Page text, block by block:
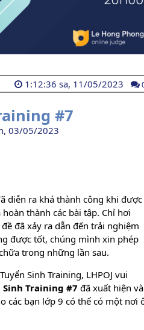
1:12:36 sa, 11/05/2023
#7
03/05/2023
diễn ra khá thành công khi được
thành các bài tập. Chỉ hơi
đã xảy ra dẫn đến trải nghiệm
được tốt, chúng mình xin phép
trong những lần sau.
Sinh Training, LHPOJ vui
Sinh Training #7 đã xuất hiện và
các bạn lớp 9 có thể có một nơi